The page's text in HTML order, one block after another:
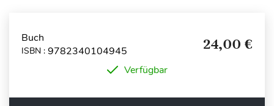
Buch
ISBN : 9782340104945 24,00 €
Verfügbar